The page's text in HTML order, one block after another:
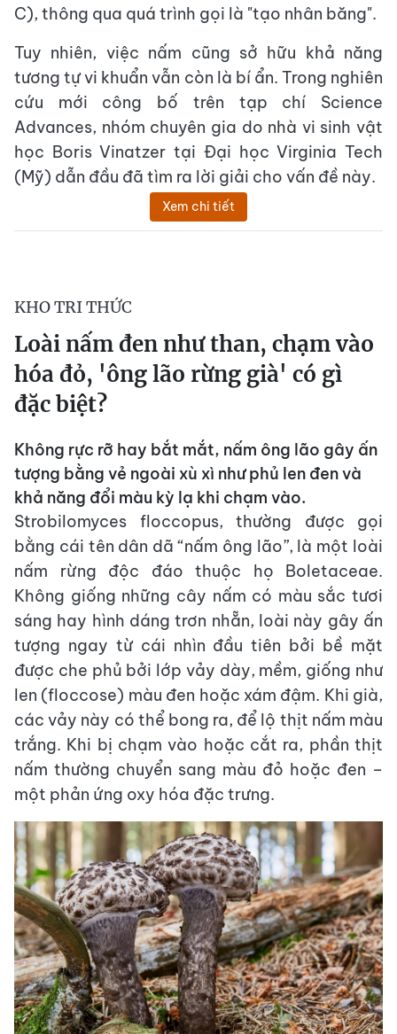
C), thông qua quá trình gọi là "tạo nhân băng".
Tuy nhiên, việc nấm cũng sở hữu khả năng
tương tự vi khuẩn vẫn còn là bí ẩn. Trong nghiên
cứu mới công bố trên tạp chí Science
Advances, nhóm chuyên gia do nhà vi sinh vật
học Boris Vinatzer tại Đại học Virginia Tech
(Mỹ) dẫn đầu đã tìm ra lời giải cho vấn đề này.
Xem chi tiết
KHO TRI THỨC
Loài nấm đen như than, chạm vào
hóa đỏ, 'ông lão rừng già' có gì
đặc biệt?
Không rực rỡ hay bắt mắt, nấm ông lão gây ấn
tượng bằng vẻ ngoài xù xì như phủ len đen và
khả năng đổi màu kỳ lạ khi chạm vào.
Strobilomyces floccopus, thường được gọi
bằng cái tên dân dã “nấm ông lão”, là một loài
nấm rừng độc đáo thuộc họ Boletaceae.
Không giống những cây nấm có màu sắc tươi
sáng hay hình dáng trơn nhẵn, loài này gây ấn
tượng ngay từ cái nhìn đầu tiên bởi bề mặt
được che phủ bởi lớp vảy dày, mềm, giống như
len (floccose) màu đen hoặc xám đậm. Khi già,
các vảy này có thể bong ra, để lộ thịt nấm màu
trắng. Khi bị chạm vào hoặc cắt ra, phần thịt
nấm thường chuyển sang màu đỏ hoặc đen –
một phản ứng oxy hóa đặc trưng.